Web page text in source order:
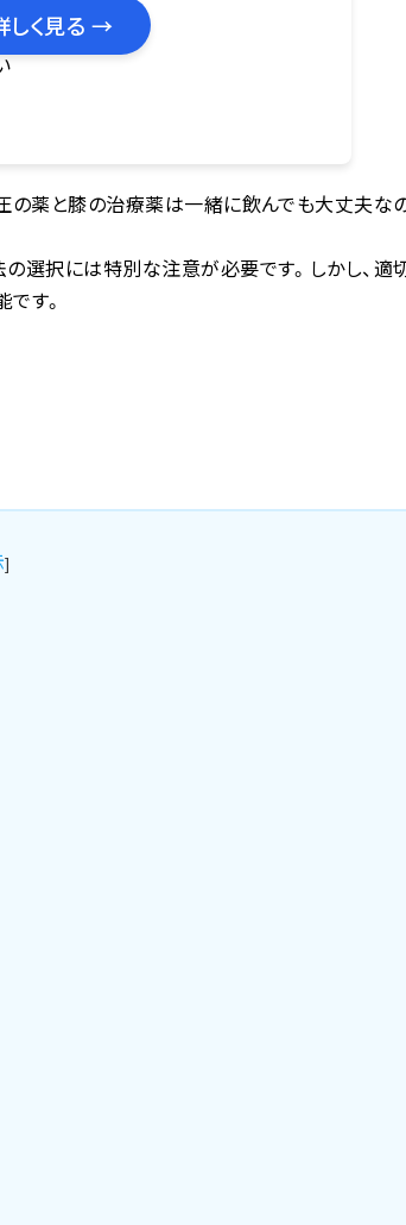
しく見る →
の薬と膝の治療薬は一緒に飲んでも大丈夫な
選択には特別な注意が必要です。しかし、適
す。
]